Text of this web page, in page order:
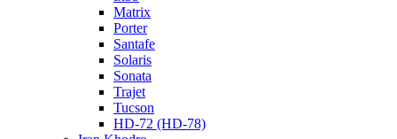
Matrix
Porter
Santafe
Solaris
Sonata
Trajet
Tucson
HD-72 (HD-78)